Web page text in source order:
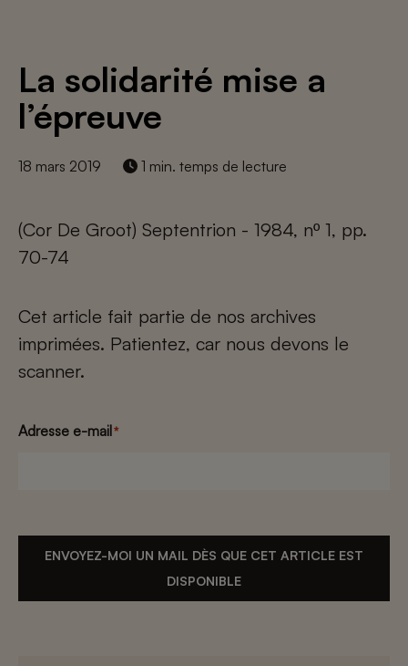
La solidarité mise a
l’épreuve
18 mars 2019 1 min. temps de lecture
(Cor De Groot) Septentrion - 1984, nº 1, pp.
70-74
Cet article fait partie de nos archives
imprimées. Patientez, car nous devons le
scanner.
Adresse e-mail*
ENVOYEZ-MOI UN MAIL DÈS QUE CET ARTICLE EST
DISPONIBLE